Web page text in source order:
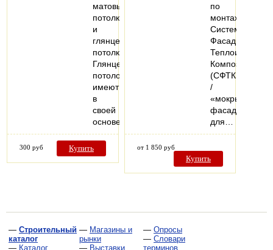
матовые
потолки
и
глянцевые
потолки.
Глянцевый
потолок
имеют
в
своей
основе…
300 руб Купить
по
монтажу
Систем
Фасадных
Композитных
(СФТК
/
«мокрый
фасад»)
для…
от 1 850 руб
Купить
— Строительный
каталог
— Каталог
— Магазины и
рынки
— Выставки
— Опросы
— Словари
терминов